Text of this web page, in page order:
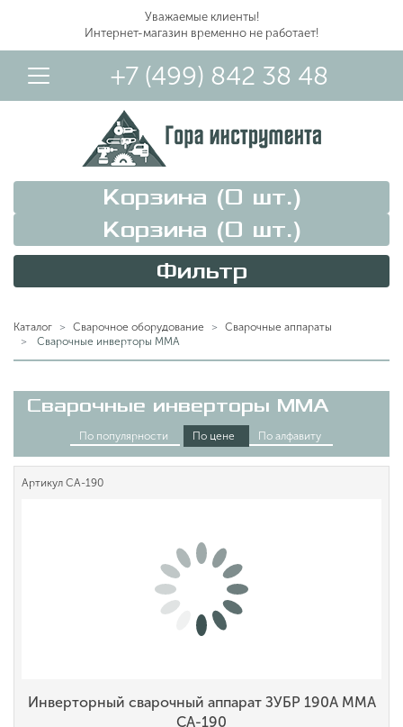
Уважаемые клиенты!
Интернет-магазин временно не работает!
+7 (499) 842 38 48
Вход в Личный Кабинет
Корзина (0 шт.)
Корзина (0 шт.)
Фильтр
Каталог Сварочное оборудование
Сварочные аппараты
Сварочные инверторы MMA
Сварочные инверторы MMA
По популярности По цене По алфавиту
Артикул СА-190
Инверторный сварочный аппарат ЗУБР 190А MMA
СА-190